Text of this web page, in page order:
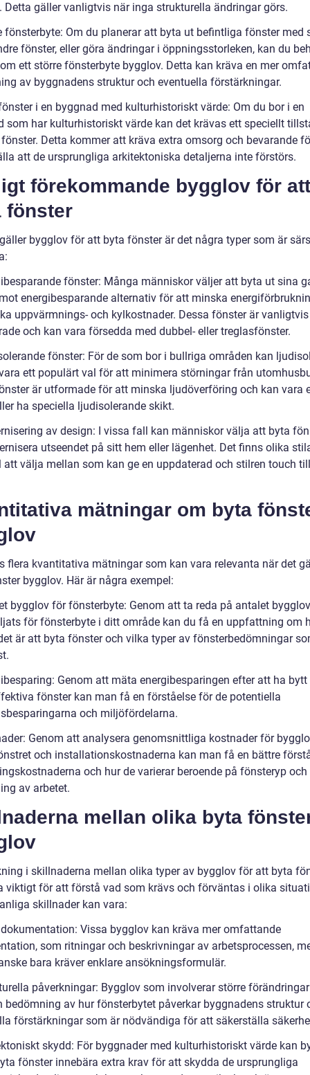
Detta gäller vanligtvis när inga strukturella ändringar görs.
fönsterbyte: Om du planerar att byta ut befintliga fönster med
fönster, eller göra ändringar i öppningsstorleken, kan du
ett större fönsterbyte bygglov. Detta kan kräva en mer
av byggnadens struktur och eventuella förstärkningar.
i en byggnad med kulturhistoriskt värde: Om du bor i en
som har kulturhistoriskt värde kan det krävas ett speciellt
Detta kommer att kräva extra omsorg och bevarande
att de ursprungliga arkitektoniska detaljerna inte förstörs.
förekommande bygglov för att
fönster
bygglov för att byta fönster är det några typer som är
fönster: Många människor väljer att byta ut sina
energibesparande alternativ för att minska
uppvärmnings- och kylkostnader. Dessa fönster är vanligtvis
och kan vara försedda med dubbel- eller treglasfönster.
fönster: För de som bor i bullriga områden kan
ett populärt val för att minimera störningar från
är utformade för att minska ljudöverföring och kan vara
ha speciella ljudisolerande skikt.
av design: I vissa fall kan människor välja att byta
utseendet på sitt hem eller lägenhet. Det finns olika
att välja mellan som kan ge en uppdaterad och stilren touch
mätningar om byta
flera kvantitativa mätningar som kan vara relevanta när det
bygglov. Här är några exempel:
bygglov för fönsterbyte: Genom att ta reda på antalet
för fönsterbyte i ditt område kan du få en uppfattning om
är att byta fönster och vilka typer av fönsterbedömningar
Genom att mäta energibesparingen efter att ha
fönster kan man få en förståelse för de potentiella
och miljöfördelarna.
Genom att analysera genomsnittliga kostnader för
och installationskostnaderna kan man få en bättre
och hur de varierar beroende på fönsteryp och
av arbetet.
mellan olika byta
i skillnaderna mellan olika typer av bygglov för att byta
viktigt för att förstå vad som krävs och förväntas i olika
skillnader kan vara:
Vissa bygglov kan kräva mer omfattande
som ritningar och beskrivningar av arbetsprocessen,
bara kräver enklare ansökningsformulär.
påverkningar: Bygglov som involverar större
bedömning av hur fönsterbytet påverkar byggnadens struktur
förstärkningar som är nödvändiga för att säkerställa
skydd: För byggnader med kulturhistoriskt värde kan
fönster innebära extra krav för att skydda de ursprungliga